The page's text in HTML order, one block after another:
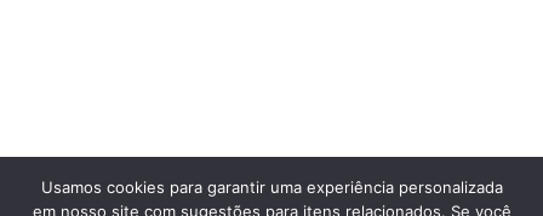
Fale Conosco
Usamos cookies para garantir uma experiência personalizada
em nosso site com sugestões para itens relacionados. Se você